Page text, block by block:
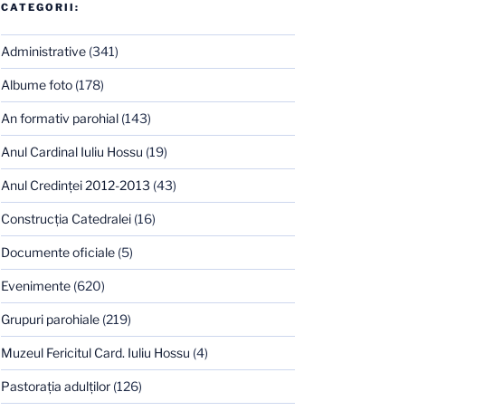
CATEGORII:
Administrative(341)
Albume foto(178)
An formativ parohial(143)
Anul Cardinal Iuliu Hossu (19)
Anul Credinţei 2012-2013 (43)
Construcţia Catedralei(16)
Documente oficiale(5)
Evenimente(620)
Grupuri parohiale(219)
Muzeul Fericitul Card. Iuliu Hossu (4)
Pastoraţia adulţilor(126)